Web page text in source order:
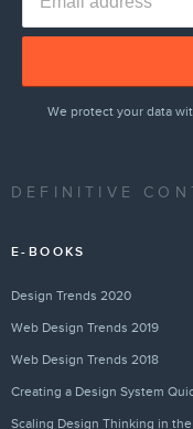
We protect your data
DEFINITIVE
E-BOOKS
Design Trends 2020
Web Design Trends 2019
Web Design Trends 2018
Creating a Design System
Scaling Design Thinking in